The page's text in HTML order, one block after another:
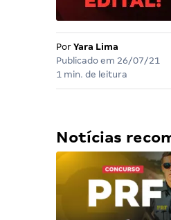
Por Yara Lima
Publicado em 26/07/21
1 min. de leitura
Notícias